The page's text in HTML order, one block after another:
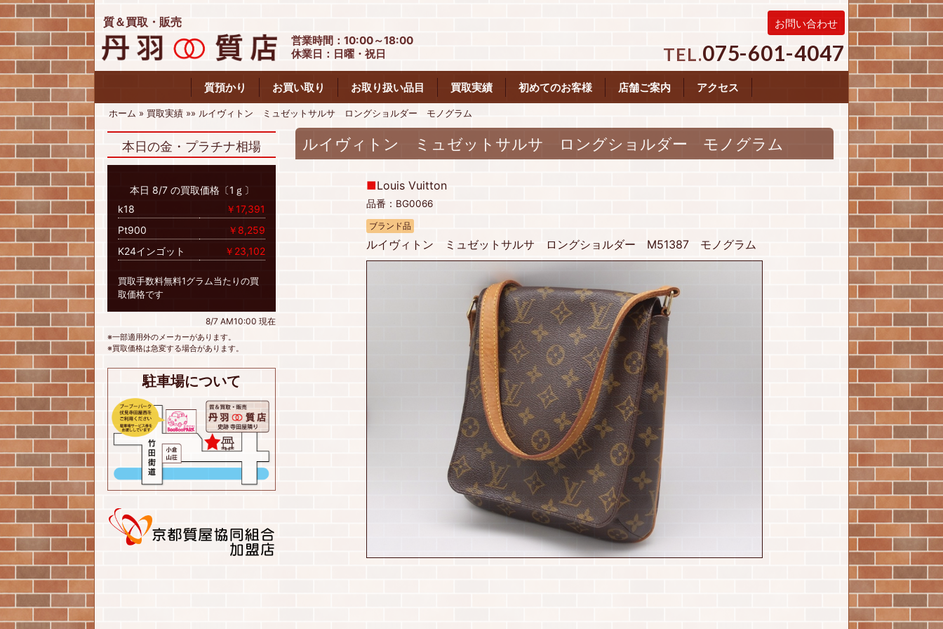
お問い合わせ
TEL.075-601-4047
営業時間：10:00～18:00
休業日：日曜・祝日
質＆買取・販売
質預かり お買い取り お取り扱い品目 買取実績 初めてのお客様 店舗ご案内 アクセス
ホーム » 買取実績 »» ルイヴィトン ミュゼットサルサ ロングショルダー モノグラム
ルイヴィトン ミュゼットサルサ ロングショルダー モノグラム
■Louis Vuitton
品番：BG0066
ブランド品
ルイヴィトン ミュゼットサルサ ロングショルダー M51387 モノグラム
本日の金・プラチナ相場
本日 8/7 の買取価格〔1ｇ〕
k18
￥17,391
Pt900
￥8,259
K24インゴット
￥23,102
買取手数料無料1グラム当たりの買
取価格です
8/7 AM10:00 現在
※一部適用外のメーカーがあります。
※買取価格は急変する場合があります。
駐車場について